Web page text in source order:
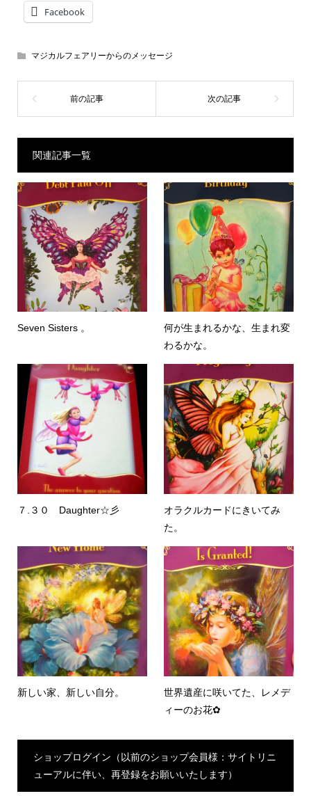
Facebook
マジカルフェアリーからのメッセージ
関連記事一覧
Seven Sisters 。
何が生まれるかな、生まれ変
わるかな。
７.３０ Daughter☆彡
オラクルカードにきいてみ
た。
新しい家、新しい自分。
世界遺産に咲いてた、レメデ
ィーのお花✿
ショップログイン（以前のショップ会員様：サイトリニ
ューアルに伴い、再登録をお願いいたします）